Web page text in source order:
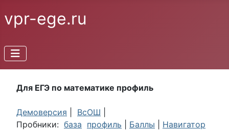
vpr-ege.ru
Для ЕГЭ по математике профиль
Демоверсия ВсОШ
Пробники: база профиль Баллы
Навигатор